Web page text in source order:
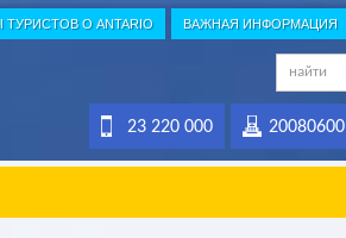
О ANTARIO ВАЖНАЯ ИНФОРМАЦИЯ
20080600
23 220 000